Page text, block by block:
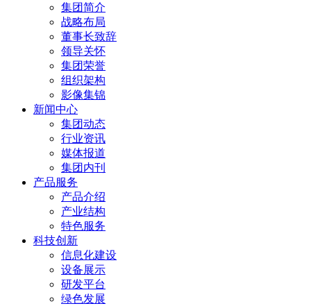
集团简介
战略布局
董事长致辞
领导关怀
集团荣誉
组织架构
影像集锦
新闻中心
集团动态
行业资讯
媒体报道
集团内刊
产品服务
产品介绍
产业结构
特色服务
科技创新
信息化建设
设备展示
研发平台
绿色发展